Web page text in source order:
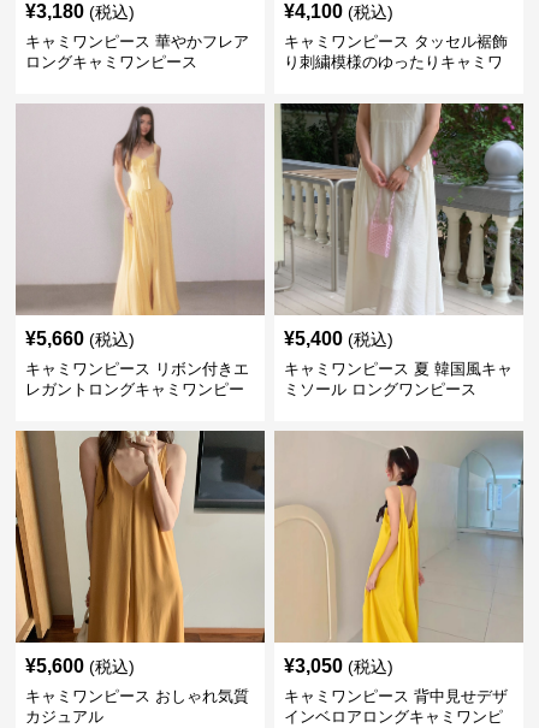
¥3,180 (税込)
キャミワンピース 華やかフレア
ロングキャミワンピース
¥4,100 (税込)
キャミワンピース タッセル裾飾
り刺繍模様のゆったりキャミワ
¥5,660 (税込)
キャミワンピース リボン付きエ
レガントロングキャミワンピー
¥5,400 (税込)
キャミワンピース 夏 韓国風キャ
ミソール ロングワンピース
¥5,600 (税込)
キャミワンピース おしゃれ気質
カジュアル
¥3,050 (税込)
キャミワンピース 背中見せデザ
インベロアロングキャミワンピ